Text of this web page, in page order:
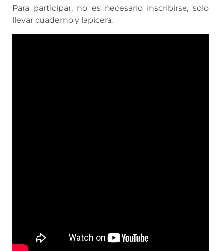
Para participar, no es necesario inscribirse, solo
llevar cuaderno y lapicera.